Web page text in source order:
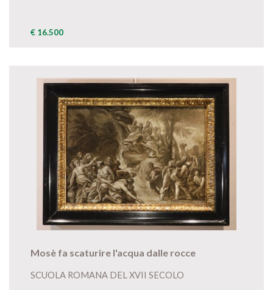
€ 16.500
Mosè fa scaturire l'acqua dalle rocce
SCUOLA ROMANA DEL XVII SECOLO